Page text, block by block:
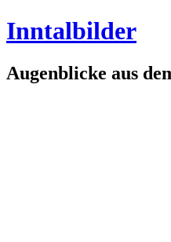
Inntalbilder
Augenblicke aus